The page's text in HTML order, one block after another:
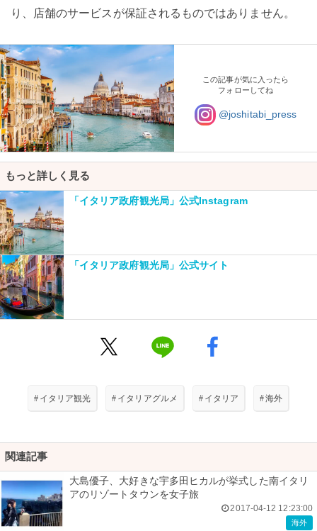
り、店舗のサービスが保証されるものではありません。
この記事が気に入ったら
フォローしてね
@joshitabi_press
もっと詳しく見る
「イタリア政府観光局」公式Instagram
「イタリア政府観光局」公式サイト
# イタリア観光 # イタリアグルメ # イタリア #海外
関連記事
大島優子、大好きな宇多田ヒカルが挙式した南イタリ
アのリゾートタウンを女子旅
2017-04-12 12:23:00
海外